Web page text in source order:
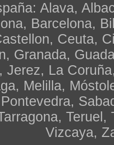
Alava,
Barcelona,
Ceuta,
Granada,
Jerez, La
Melilla,
Vizcaya,